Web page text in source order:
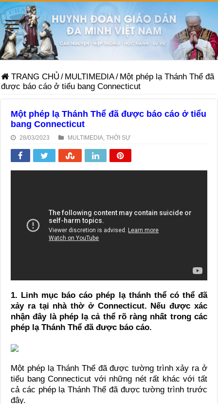
TRANG CHỦ / MULTIMEDIA/ Một phép lạ Thánh Thể đã
được báo cáo ở tiểu bang Connecticut
Một phép lạ Thánh Thể đã được báo cáo ở tiểu
bang Connecticut
28/03/2023 MULTIMEDIA ,THỜI SỰ
1. Linh mục báo cáo phép lạ thánh thể có thể đã
xảy ra tại nhà thờ ở Connecticut. Nếu được xác
nhận đây là phép lạ cả thể rõ ràng nhất trong các
phép lạ Thánh Thể đã được báo cáo.
Một phép lạ Thánh Thể đã được tường trình xảy ra ở
tiểu bang Connecticut với những nét rất khác với tất
cả các phép lạ Thánh Thể đã được tường trình trước
đây.